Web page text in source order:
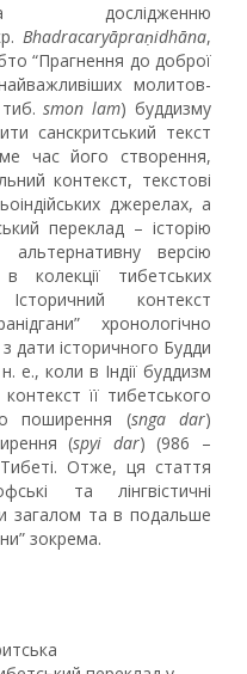
дослідженню
Bhadracaryāpraṇidhāna,
“Прагнення до доброї
молитов-
smon lam) буддизму
санскритський текст
час його створення,
контекст, текстові
джерелах, а
переклад – історію
версію
колекції тибетських
контекст
хронологічно
історичного Будди
е., коли в Індії буддизм
її тибетського
поширення (snga dar)
(spyi dar) (986 –
Отже, ця стаття
та лінгвістичні
загалом та в подальше
зокрема.